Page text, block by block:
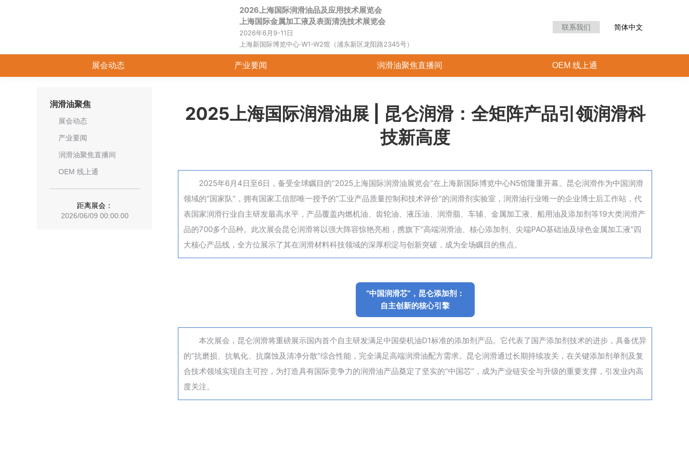
2026上海国际润滑油品及应用技术展览会
上海国际金属加工液及表面清洗技术展览会
2026年6月9-11日
上海新国际博览中心·W1-W2馆（浦东新区龙阳路2345号）
联系我们 简体中文
展会动态 产业要闻 润滑油聚焦直播间 OEM 线上通
2025上海国际润滑油展 | 昆仑润滑：全矩阵产品引领润滑科
技新高度
2025年6月4日至6日，备受全球瞩目的“2025上海国际润滑油展览会”在上海新国际博览中心N5馆隆重开幕。昆仑润滑作为中国润滑
领域的“国家队”，拥有国家工信部唯一授予的“工业产品质量控制和技术评价”的润滑剂实验室，润滑油行业唯一的企业博士后工作站，代
表国家润滑行业自主研发最高水平，产品覆盖内燃机油、齿轮油、液压油、润滑脂、车辅、金属加工液、船用油及添加剂等19大类润滑产
品的700多个品种。此次展会昆仑润滑将以强大阵容惊艳亮相，携旗下“高端润滑油、核心添加剂、尖端PAO基础油及绿色金属加工液”四
大核心产品线，全方位展示了其在润滑材料科技领域的深厚积淀与创新突破，成为全场瞩目的焦点。
“中国润滑芯”，昆仑添加剂：
自主创新的核心引擎
本次展会，昆仑润滑将重磅展示国内首个自主研发满足中国柴机油D1标准的添加剂产品。它代表了国产添加剂技术的进步，具备优异
的“抗磨损、抗氧化、抗腐蚀及清净分散”综合性能，完全满足高端润滑油配方需求。昆仑润滑通过长期持续攻关，在关键添加剂单剂及复
合技术领域实现自主可控，为打造具有国际竞争力的润滑油产品奠定了坚实的“中国芯”，成为产业链安全与升级的重要支撑，引发业内高
度关注。
润滑油聚焦
展会动态
产业要闻
润滑油聚焦直播间
OEM 线上通
距离展会：
2026/06/09 00:00:00